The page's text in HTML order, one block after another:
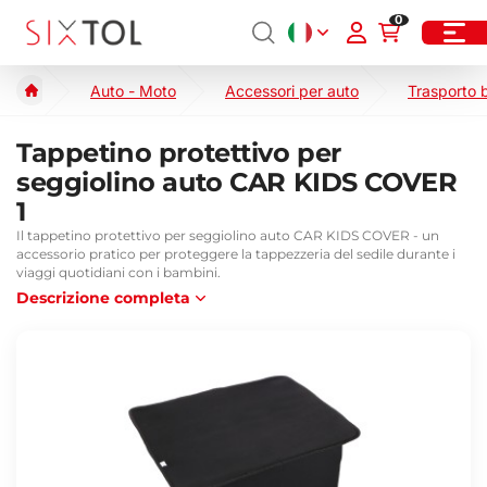
0
Auto - Moto Accessori per auto Trasporto
Tappetino protettivo per
seggiolino auto CAR KIDS COVER
1
Il tappetino protettivo per seggiolino auto CAR KIDS COVER - un
accessorio pratico per proteggere la tappezzeria del sedile durante i
viaggi quotidiani con i bambini.
Descrizione completa